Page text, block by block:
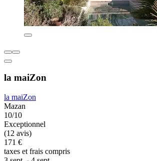
la maiZon
la maiZon
Mazan
10/10
Exceptionnel
(12 avis)
171 €
taxes et frais compris